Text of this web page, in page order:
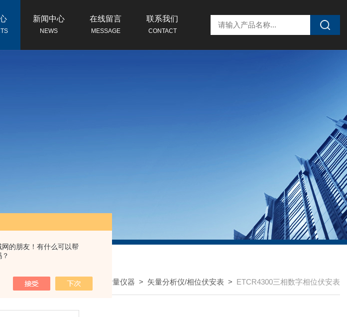
网的朋友！有什么可以帮
新闻中心
NEWS
在线留言
MESSAGE
联系我们
CONTACT
我的位置：首页 产品中心 计量仪器 > 矢量分析仪/相位伏安表 > ETCR4300三相数字相位伏安表